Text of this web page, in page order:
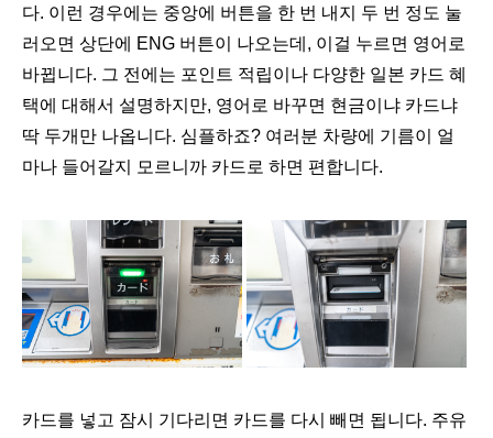
다. 이런 경우에는 중앙에 버튼을 한 번 내지 두 번 정도 눌
러오면 상단에 ENG 버튼이 나오는데, 이걸 누르면 영어로
바뀝니다. 그 전에는 포인트 적립이나 다양한 일본 카드 혜
택에 대해서 설명하지만, 영어로 바꾸면 현금이냐 카드냐
딱 두개만 나옵니다. 심플하죠? 여러분 차량에 기름이 얼
마나 들어갈지 모르니까 카드로 하면 편합니다.
카드를 넣고 잠시 기다리면 카드를 다시 빼면 됩니다. 주유